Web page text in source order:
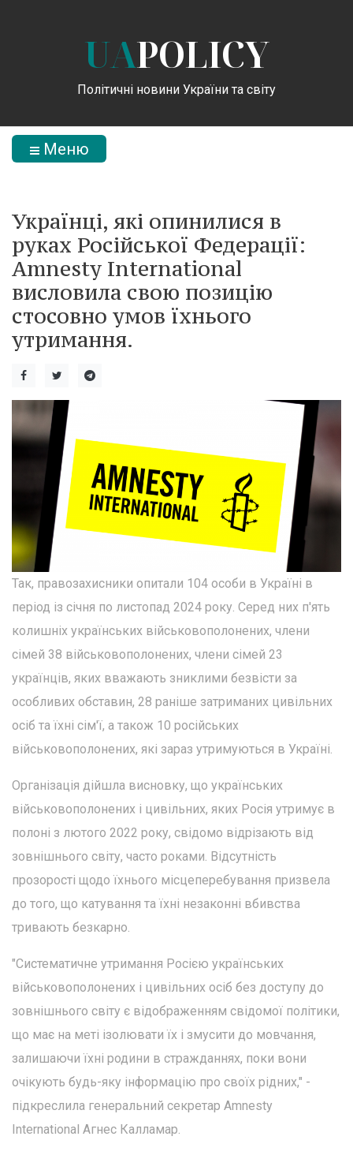
UAPOLICY
Політичні новини України та світу
Меню
Українці, які опинилися в
руках Російської Федерації:
Amnesty International
висловила свою позицію
стосовно умов їхнього
утримання.
Так, правозахисники опитали 104 особи в Україні в
період із січня по листопад 2024 року. Серед них п'ять
колишніх українських військовополонених, члени
сімей 38 військовополонених, члени сімей 23
українців, яких вважають зниклими безвісти за
особливих обставин, 28 раніше затриманих цивільних
осіб та їхні сім'ї, а також 10 російських
військовополонених, які зараз утримуються в Україні.
Організація дійшла висновку, що українських
військовополонених і цивільних, яких Росія утримує в
полоні з лютого 2022 року, свідомо відрізають від
зовнішнього світу, часто роками. Відсутність
прозорості щодо їхнього місцеперебування призвела
до того, що катування та їхні незаконні вбивства
тривають безкарно.
"Систематичне утримання Росією українських
військовополонених і цивільних осіб без доступу до
зовнішнього світу є відображенням свідомої політики,
що має на меті ізолювати їх і змусити до мовчання,
залишаючи їхні родини в стражданнях, поки вони
очікують будь-яку інформацію про своїх рідних," -
підкреслила генеральний секретар Amnesty
International Агнес Калламар.